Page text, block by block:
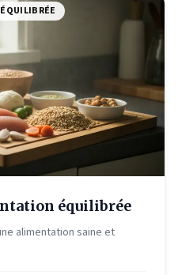
équilibrée
alimentation saine et